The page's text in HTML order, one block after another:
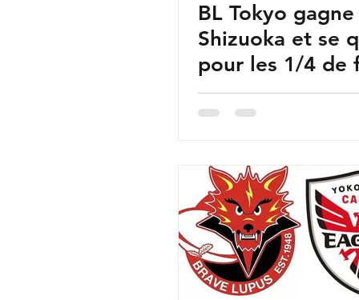
BL Tokyo
Shizuoka et se
pour les 1/4 de